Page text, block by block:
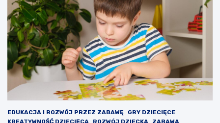
EDUKACJA I ROZWÓJ PRZEZ ZABAWĘ
GRY DZIECIĘCE
KREATYWNOŚĆ DZIECIĘCA
ROZWÓJ DZIECKA
ZABAWA